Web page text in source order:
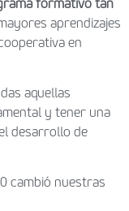
formativo tan
aprendizajes
en
aquellas
y tener una
desarrollo de
cambió nuestras